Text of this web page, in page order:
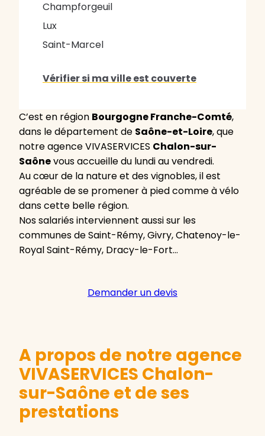
Champforgeuil
Lux
Saint-Marcel
Vérifier si ma ville est couverte
C’est en région Bourgogne Franche-Comté,
dans le département de Saône-et-Loire, que
notre agence VIVASERVICES Chalon-sur-
Saônevous accueille du lundi au vendredi.
Au cœur de la nature et des vignobles, il est
agréable de se promener à pied comme à vélo
dans cette belle région.
Nos salariés interviennent aussi sur les
communes de Saint-Rémy, Givry, Chatenoy-le-
Royal Saint-Rémy, Dracy-le-Fort…
Demander un devis
A propos de notre agence
VIVASERVICES Chalon-
sur-Saône et de ses
prestations